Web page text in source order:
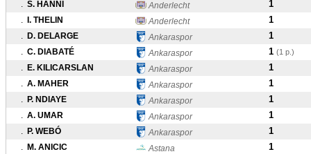
. S. HANNI Anderlecht 1
. I. THELIN Anderlecht 1
. D. DELARGE Ankaraspor 1
. C. DIABATÉ Ankaraspor 1 (1 p.)
. E. KILICARSLAN Ankaraspor 1
. A. MAHER Ankaraspor 1
. P. NDIAYE Ankaraspor 1
. A. UMAR Ankaraspor 1
. P. WEBÓ Ankaraspor 1
. M. ANICIC Astana 1